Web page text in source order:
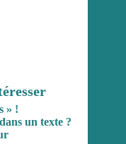
» !
un texte ?